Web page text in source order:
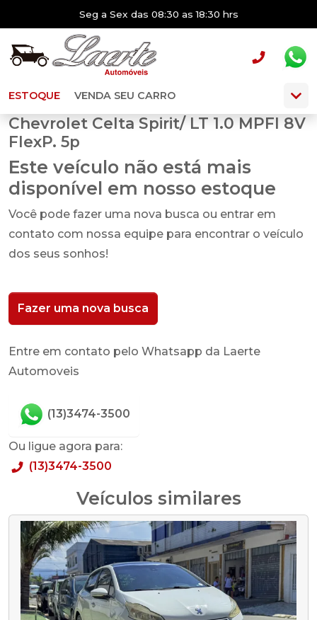
Seg a Sex das 08:30 as 18:30 hrs
ESTOQUE VENDA SEU CARRO
Chevrolet Celta Spirit/ LT 1.0 MPFI 8V
FlexP. 5p
Este veículo não está mais
disponível em nosso estoque
Você pode fazer uma nova busca ou entrar em
contato com nossa equipe para encontrar o veículo
dos seus sonhos!
Fazer uma nova busca
Entre em contato pelo Whatsapp da Laerte
Automoveis
(13)3474-3500
Ou ligue agora para:
(13)3474-3500
Veículos similares